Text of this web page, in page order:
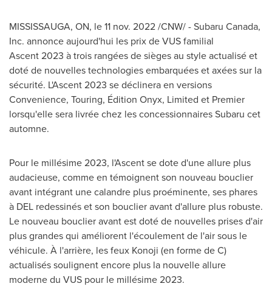
MISSISSAUGA, ON, le11 nov. 2022/CNW/ -Subaru Canada,
Inc. annonce aujourd'hui les prix de VUS familial
Ascent 2023 à trois rangées de sièges au style actualisé et
doté de nouvelles technologies embarquées et axées sur la
sécurité. L'Ascent 2023 se déclinera en versions
Convenience, Touring, Édition Onyx, Limited et Premier
lorsqu'elle sera livrée chez les concessionnaires Subaru cet
automne.
Pour le millésime 2023, l'Ascent se dote d'une allure plus
audacieuse, comme en témoignent son nouveau bouclier
avant intégrant une calandre plus proéminente, ses phares
à DEL redessinés et son bouclier avant d'allure plus robuste.
Le nouveau bouclier avant est doté de nouvelles prises d'air
plus grandes qui améliorent l'écoulement de l'air sous le
véhicule. À l'arrière, les feux Konoji (en forme de C)
actualisés soulignent encore plus la nouvelle allure
moderne du VUS pour le millésime 2023.